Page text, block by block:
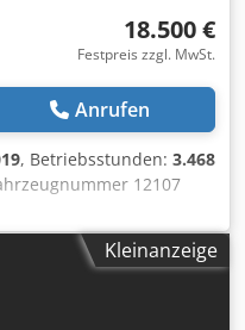
18.500 €
Festpreis zzgl. MwSt.
Anrufen
, Betriebsstunden: 3.468
12107
& Zwischenverkauf
Kleinanzeige